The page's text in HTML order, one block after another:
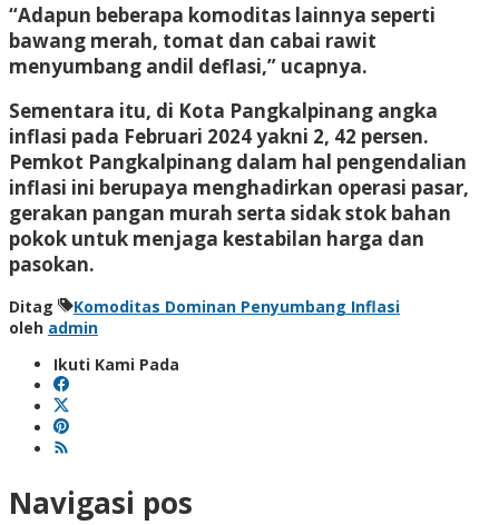
“Adapun beberapa komoditas lainnya seperti
bawang merah, tomat dan cabai rawit
menyumbang andil deflasi,” ucapnya.
Sementara itu, di Kota Pangkalpinang angka
inflasi pada Februari 2024 yakni 2, 42 persen.
Pemkot Pangkalpinang dalam hal pengendalian
inflasi ini berupaya menghadirkan operasi pasar,
gerakan pangan murah serta sidak stok bahan
pokok untuk menjaga kestabilan harga dan
pasokan.
Ditag
Komoditas Dominan Penyumbang Inflasi
oleh admin
Ikuti Kami Pada
Navigasi pos